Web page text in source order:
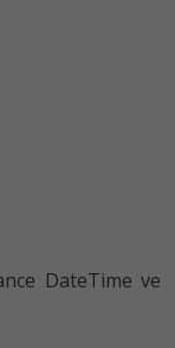
DateTime ve